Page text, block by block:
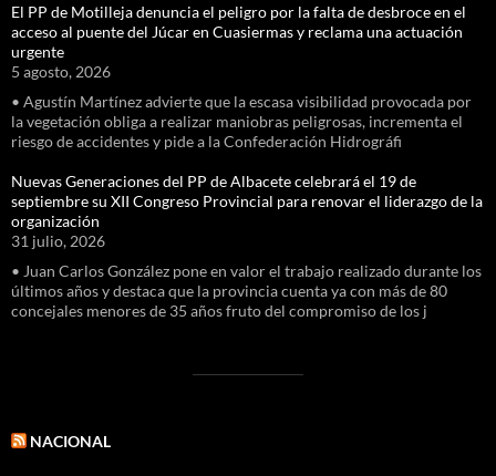
El PP de Motilleja denuncia el peligro por la falta de desbroce en el
acceso al puente del Júcar en Cuasiermas y reclama una actuación
urgente
5 agosto, 2026
• Agustín Martínez advierte que la escasa visibilidad provocada por
la vegetación obliga a realizar maniobras peligrosas, incrementa el
riesgo de accidentes y pide a la Confederación Hidrográfi
Nuevas Generaciones del PP de Albacete celebrará el 19 de
septiembre su XII Congreso Provincial para renovar el liderazgo de la
organización
31 julio, 2026
• Juan Carlos González pone en valor el trabajo realizado durante los
últimos años y destaca que la provincia cuenta ya con más de 80
concejales menores de 35 años fruto del compromiso de los j
NACIONAL